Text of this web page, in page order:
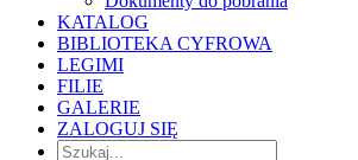
KATALOG
BIBLIOTEKA CYFROWA
LEGIMI
FILIE
GALERIE
ZALOGUJ SIĘ
Szukaj